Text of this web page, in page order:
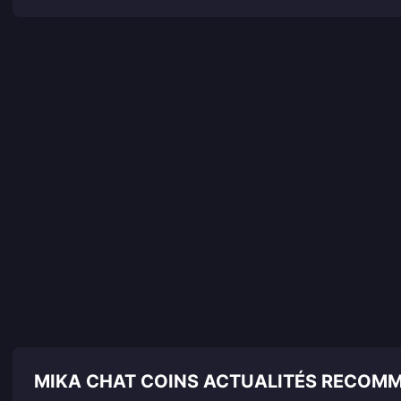
MIKA CHAT COINS ACTUALITÉS